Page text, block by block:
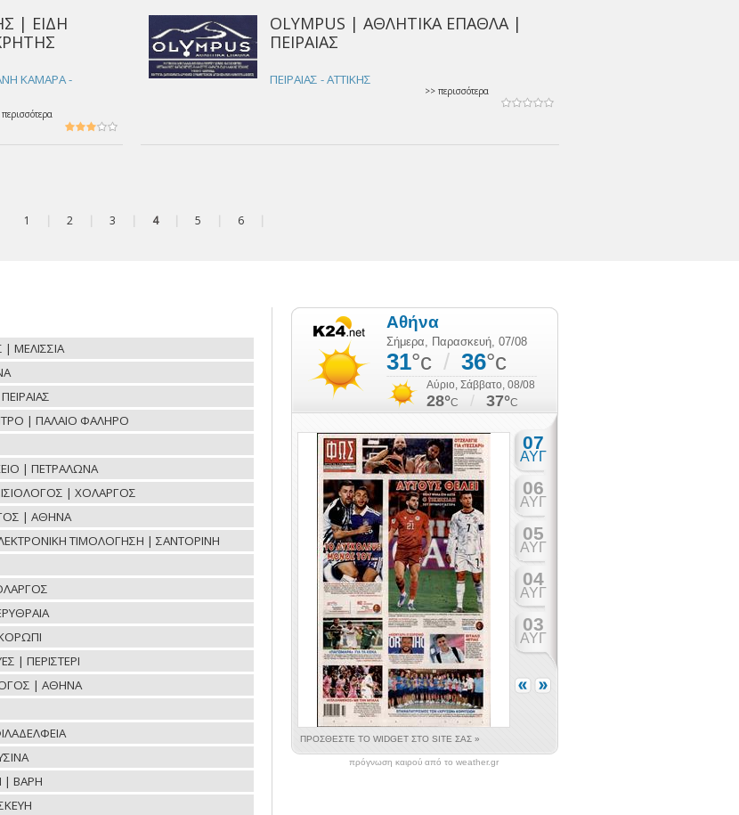
| ΕΙΔΗ
ΚΑΜΑΡΑ -
OLYMPUS | ΑΘΛΗΤΙΚΑ ΕΠΑΘΛΑ |
ΠΕΙΡΑΙΑΣ
ΠΕΙΡΑΙΑΣ - ΑΤΤΙΚΗΣ
>> περισσότερα
1 2 3 4 5 6
ΜΕΛΙΣΣΙΑ
| ΠΑΛΑΙΟ ΦΑΛΗΡΟ
| ΠΕΤΡΑΛΩΝΑ
| ΧΟΛΑΡΓΟΣ
| ΑΘΗΝΑ
ΤΙΜΟΛΟΓΗΣΗ | ΣΑΝΤΟΡΙΝΗ
| ΠΕΡΙΣΤΕΡΙ
| ΑΘΗΝΑ
| ΒΑΡΗ
πρόγνωση καιρού από το weather.gr